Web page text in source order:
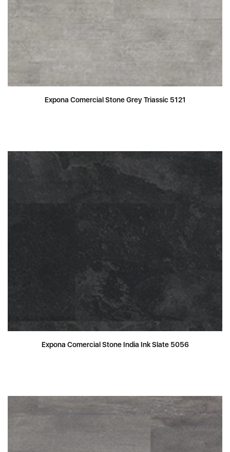
Expona Comercial Stone Grey Triassic 5121
Expona Comercial Stone India Ink Slate 5056